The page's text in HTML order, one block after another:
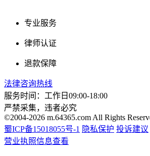
专业服务
律师认证
退款保障
法律咨询热线
服务时间：工作日09:00-18:00
严禁采集，违者必究
©2004-2026 m.64365.com All Rights
蜀ICP备15018055号-1 隐私保护 投诉建议
营业执照信息查看